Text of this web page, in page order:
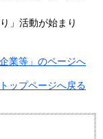
」活動が始まり
企業等」のページへ
ップページへ戻る